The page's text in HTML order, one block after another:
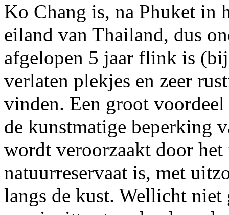
Ko Chang is, na Phuket in
eiland van Thailand, dus
afgelopen 5 jaar flink is
verlaten plekjes en zeer
vinden. Een groot
de kunstmatige beperking
wordt veroorzaakt door
natuurreservaat is, met
langs de kust. Wellicht